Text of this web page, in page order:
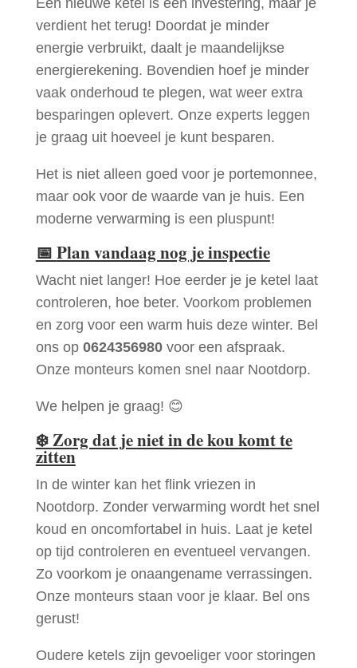
verdient het terug! Doordat je minder
energie verbruikt, daalt je maandelijkse
energierekening. Bovendien hoef je minder
vaak onderhoud te plegen, wat weer extra
besparingen oplevert. Onze experts leggen
je graag uit hoeveel je kunt besparen.
Het is niet alleen goed voor je portemonnee,
maar ook voor de waarde van je huis. Een
moderne verwarming is een pluspunt!
📅 Plan vandaag nog je inspectie
Wacht niet langer! Hoe eerder je je ketel laat
controleren, hoe beter. Voorkom problemen
en zorg voor een warm huis deze winter. Bel
ons op 0624356980voor een afspraak.
Onze monteurs komen snel naar Nootdorp.
We helpen je graag! 😊
❄️Zorg dat je niet in de kou komt te
zitten
In de winter kan het flink vriezen in
Nootdorp. Zonder verwarming wordt het snel
koud en oncomfortabel in huis. Laat je ketel
op tijd controleren en eventueel vervangen.
Zo voorkom je onaangename verrassingen.
Onze monteurs staan voor je klaar. Bel ons
gerust!
Oudere ketels zijn gevoeliger voor storingen